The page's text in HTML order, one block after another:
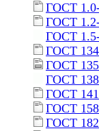
ГОСТ
ГОСТ
ГОСТ
ГОСТ
ГОСТ
ГОСТ
ГОСТ
ГОСТ
ГОСТ